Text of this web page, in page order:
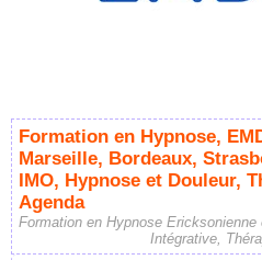
Formation en Hypnose,
Marseille, Bordeaux,
IMO, Hypnose et Douleur,
Agenda
Formation en Hypnose
Intégrative,